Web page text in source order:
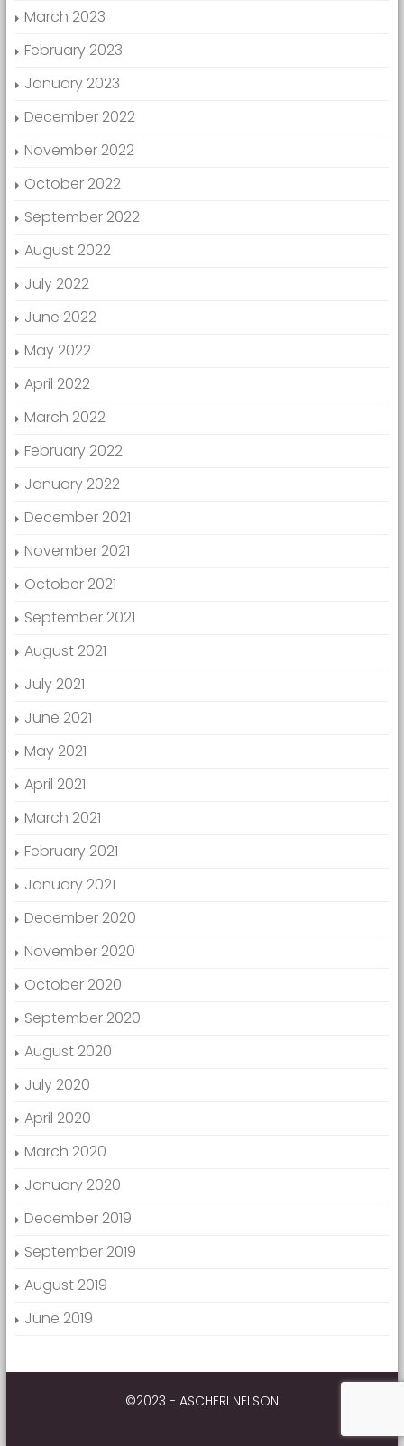
March 2023
February 2023
January 2023
December 2022
November 2022
October 2022
September 2022
August 2022
July 2022
June 2022
May 2022
April 2022
March 2022
February 2022
January 2022
December 2021
November 2021
October 2021
September 2021
August 2021
July 2021
June 2021
May 2021
April 2021
March 2021
February 2021
January 2021
December 2020
November 2020
October 2020
September 2020
August 2020
July 2020
April 2020
March 2020
January 2020
December 2019
September 2019
August 2019
June 2019
©2023 - ASCHERI NELSON